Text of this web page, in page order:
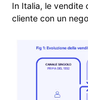
In Italia, le vendite
cliente con un